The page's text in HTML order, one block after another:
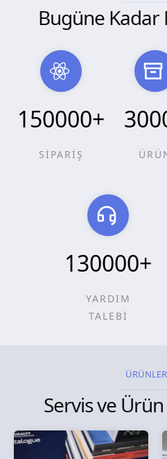
Bugüne Kadar
150000+
SİPARİŞ
130000+
YARDIM
TALEBİ
Servis ve